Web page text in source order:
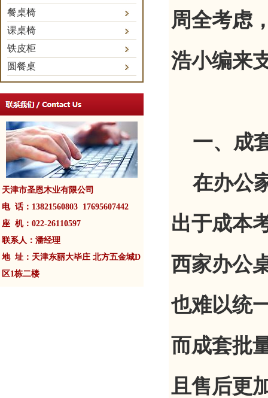
餐桌椅
课桌椅
铁皮柜
圆餐桌
天津市圣恩木业有限公司
电 话：13821560803 17695607442
座 机：022-26110597
联系人：潘经理
地 址：天津东丽大毕庄 北方五金城D
区1栋二楼
周全考虑
浩小编来
一、成
在办公
出于成本
西家办公
也难以统
而成套批
且售后更